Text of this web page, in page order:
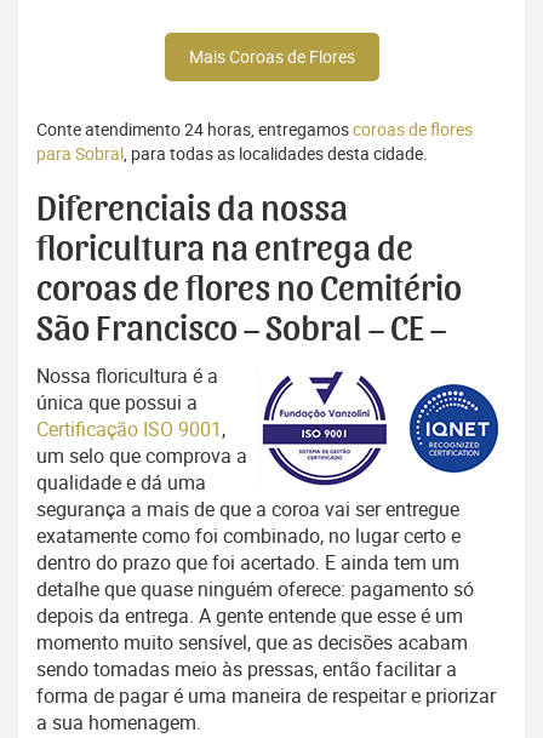
Mais Coroas de Flores
Conte atendimento 24 horas, entregamoscoroas de flores
para Sobral, para todas as localidades desta cidade.
Diferenciais da nossa
floricultura na entrega de
coroas de flores no Cemitério
São Francisco – Sobral – CE –
Nossa floricultura é a
única que possui a
Certificação ISO 9001,
um selo que comprova a
qualidade e dá uma
segurança a mais de que a coroa vai ser entregue
exatamente como foi combinado, no lugar certo e
dentro do prazo que foi acertado. E ainda tem um
detalhe que quase ninguém oferece: pagamento só
depois da entrega. A gente entende que esse é um
momento muito sensível, que as decisões acabam
sendo tomadas meio às pressas, então facilitar a
forma de pagar é uma maneira de respeitar e priorizar
a sua homenagem.